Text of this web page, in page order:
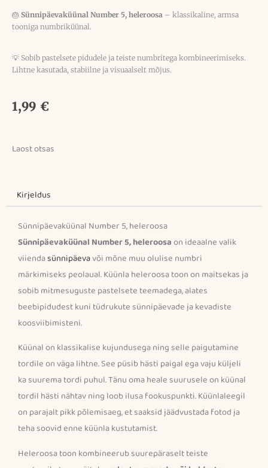
🎂 Sünnipäevaküünal Number 5, heleroosa – klassikaline, armsa
tooniga numbriküünal.
💡 Sobib pastelsete pidudele ja teiste numbritega kombineerimiseks.
Lihtne kasutada, stabiilne ja visuaalselt mõjus.
1,99 €
Laost otsas
Kirjeldus
Sünnipäevaküünal Number 5, heleroosa
Sünnipäevaküünal Number 5, heleroosaon ideaalne valik
viiendasünnipäevavõi mõne muu olulise numbri
märkimiseks peolaual. Küünla heleroosa toon on maitsekas ja
sobib mitmesuguste pastelsete teemadega, alates
beebipidudest kuni tüdrukute sünnipäevade ja kevadiste
koosviibimisteni.
Küünal on klassikalise kujundusega ning selle paigutamine
tordile on väga lihtne. See püsib hästi paigal ega vaju küljeli
ka suurema tordi puhul. Tänu oma heale suurusele on küünal
tordil hästi nähtav ning loob ilusa fookuspunkti. Küünlaleegil
on parajalt pikk põlemisaeg, et saaksid jäädvustada fotod ja
teha soovid enne küünla kustutamist.
Heleroosa toon kombineerub suurepäraselt teiste